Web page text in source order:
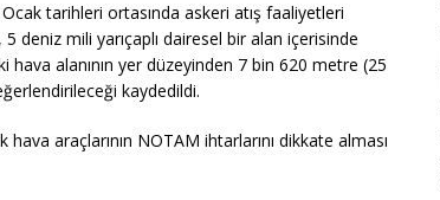
tarihleri ortasında askeri atış faaliyetleri
deniz mili yarıçaplı dairesel bir alan içerisinde
alanının yer düzeyinden 7 bin 620 metre (25
kaydedildi.
araçlarının NOTAM ihtarlarını dikkate alması